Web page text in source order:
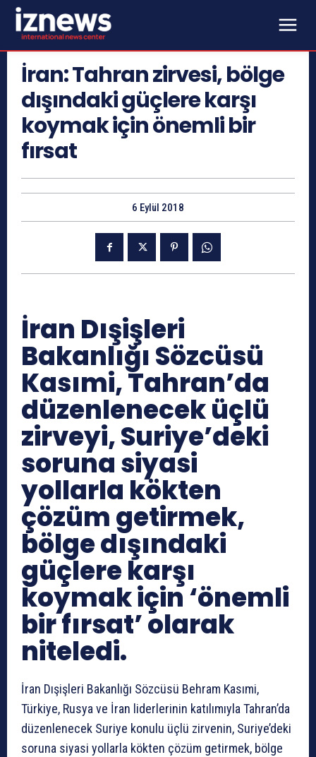
İran: Tahran zirvesi, bölge
dışındaki güçlere karşı
koymak için önemli bir
fırsat
6 Eylül 2018
İran Dışişleri
Bakanlığı Sözcüsü
Kasımi, Tahran’da
düzenlenecek üçlü
zirveyi, Suriye’deki
soruna siyasi
yollarla kökten
çözüm getirmek,
bölge dışındaki
güçlere karşı
koymak için ‘önemli
bir fırsat’ olarak
niteledi.
İran Dışişleri Bakanlığı Sözcüsü Behram Kasımi,
Türkiye, Rusya ve İran liderlerinin katılımıyla Tahran’da
düzenlenecek Suriye konulu üçlü zirvenin, Suriye’deki
soruna siyasi yollarla kökten çözüm getirmek, bölge